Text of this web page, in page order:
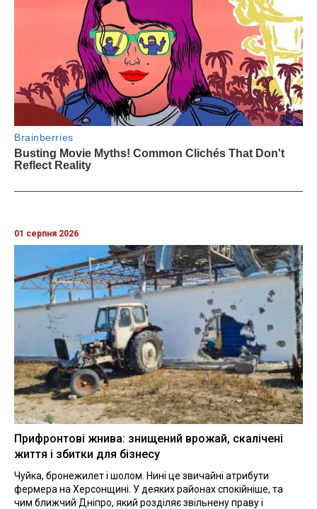
01 серпня 2026
Прифронтові жнива: знищений врожай, скалічені
життя і збитки для бізнесу
Чуйка, бронежилет і шолом. Нині це звичайні атрибути
фермера на Херсонщині. У деяких районах спокійніше, та
чим ближчий Дніпро, який розділяє звільнену праву і